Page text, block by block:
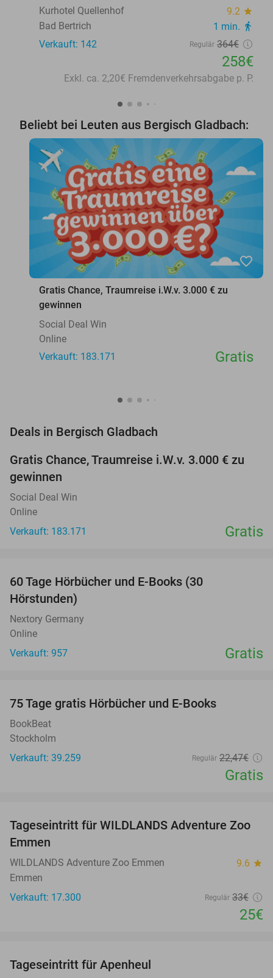
Kurhotel Quellenhof 9.2 star
Bad Bertrich 1 min. directions_walk
Verkauft: 142 Regulär 364€
258€
Exkl. ca. 2,20€ Fremdenverkehrsabgabe p. P.
Beliebt bei Leuten aus Bergisch Gladbach:
favorite_border
Gratis Chance, Traumreise i.W.v. 3.000 € zu
gewinnen
Social Deal Win
Online
Verkauft: 183.171
Gratis
Deals in Bergisch Gladbach
Gratis Chance, Traumreise i.W.v. 3.000 € zu
gewinnen
Social Deal Win
Online
Verkauft: 183.171
Gratis
60 Tage Hörbücher und E-Books (30
Hörstunden)
Nextory Germany
Online
Verkauft: 957
Gratis
75 Tage gratis Hörbücher und E-Books
BookBeat
Stockholm
Verkauft: 39.259
Regulär 22,47€
Gratis
24%
Tageseintritt für WILDLANDS Adventure Zoo
Emmen
WILDLANDS Adventure Zoo Emmen 9.6 star
Emmen
Verkauft: 17.300
Regulär 33€
25€
Tageseintritt für Apenheul